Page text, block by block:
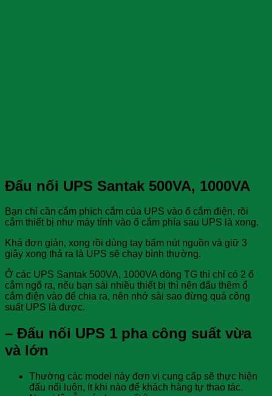
Đấu nối UPS Santak 500VA, 1000VA
Bạn chỉ cần cắm phích cắm của UPS vào ổ cắm điện, rồi
cắm thiết bị như máy tính vào ổ cắm phía sau UPS là xong.
Khá đơn giản, xong rồi dùng tay bấm nút nguồn và giữ 3
giây xong thả ra là UPS sẽ chạy bình thường.
Ở các UPS Santak 500VA, 1000VA dòng TG thì chỉ có 2 ổ
cắm ngõ ra, nếu bạn sài nhiều thiết bị thì nên đấu thêm ổ
cắm điện vào để chia ra, nên nhớ sài sao đừng quá công
suất UPS là được.
– Đấu nối UPS 1 pha công suất vừa
và lớn
Thường các model này đơn vị cung cấp sẽ thực hiện
đấu nối luôn, ít khi nào để khách hàng tự thao tác.